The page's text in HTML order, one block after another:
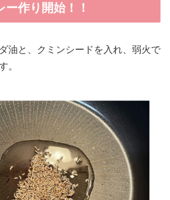
ー作り開始！！
油と、クミンシードを入れ、弱火で
。